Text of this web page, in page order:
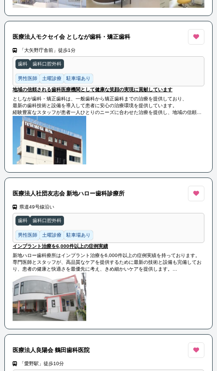
医療法人モクセイ会 としなが歯科・矯正歯科
「大矢野庁舎前」徒歩1分
歯科 歯科口腔外科
男性医師 土曜診療 駐車場あり
地域の信頼される歯科医療機関として健康な笑顔の実現に貢献しています
としなが歯科・矯正歯科は、一般歯科から矯正歯科までの治療を提供しており、
最新の歯科技術と設備を導入して患者に安心の治療環境を提供しています。
経験豊富なスタッフが患者一人ひとりのニーズに合わせた治療を提供し、地域の信頼さ
れる歯科医療機関として健康な笑顔の実現に貢献しています。
医療法人社団友志会 新地ハロー歯科診療所
県道49号線沿い
歯科 歯科口腔外科
男性医師 土曜診療 駐車場あり
インプラント治療を6,000件以上の症例実績
新地ハロー歯科療所はインプラント治療を6,000件以上の症例実績を持っております。
専門医師とスタッフが、高品質なケアを提供するために最新の技術と設備も完備してお
り、患者の健康と快適さを最優先に考え、きめ細かいケアを提供します。
20年以上地域密着型の歯科医院としてサポートをしてまいりました。まずはお気軽にご
覧院ください。
医療法人良陽会 鶴田歯科医院
「愛野駅」徒歩10分